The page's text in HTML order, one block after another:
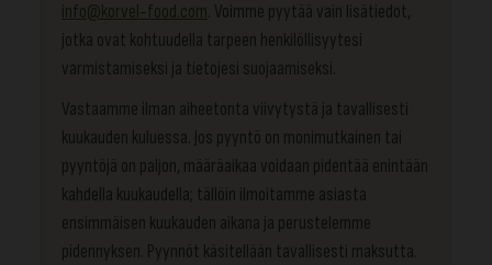
info@korvel-food.com . Voimme pyytää vain lisätiedot,
jotka ovat kohtuudella tarpeen henkilöllisyytesi
varmistamiseksi ja tietojesi suojaamiseksi.
Vastaamme ilman aiheetonta viivytystä ja tavallisesti
kuukauden kuluessa. Jos pyyntö on monimutkainen tai
pyyntöjä on paljon, määräaikaa voidaan pidentää enintään
kahdella kuukaudella; tällöin ilmoitamme asiasta
ensimmäisen kuukauden aikana ja perustelemme
pidennyksen. Pyynnöt käsitellään tavallisesti maksutta.